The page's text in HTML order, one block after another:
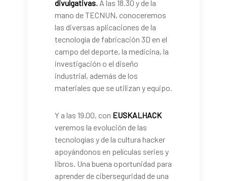
divulgativas. A las 18.30 y de la
mano de TECNUN, conoceremos
las diversas aplicaciones de la
tecnología de fabricación 3D en el
campo del deporte, la medicina, la
investigación o el diseño
industrial, además de los
materiales que se utilizan y equipo.
Y a las 19.00, con EUSKALHACK
veremos la evolución de las
tecnologías y de la cultura hacker
apoyándonos en películas series y
libros. Una buena oportunidad para
aprender de ciberseguridad de una